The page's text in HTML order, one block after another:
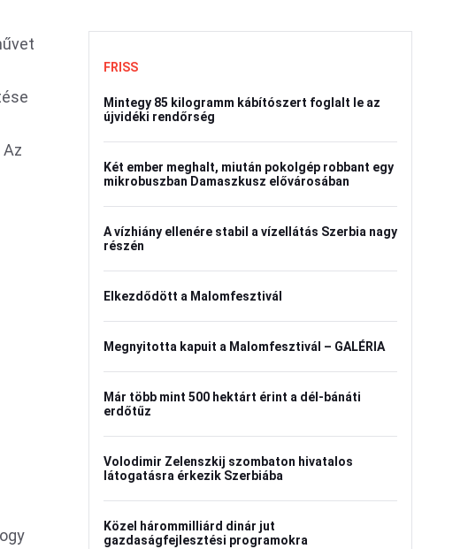
FRISS
Mintegy 85 kilogramm kábítószert foglalt le az
újvidéki rendőrség
Két ember meghalt, miután pokolgép robbant egy
mikrobuszban Damaszkusz elővárosában
A vízhiány ellenére stabil a vízellátás Szerbia nagy
részén
Elkezdődött a Malomfesztivál
Megnyitotta kapuit a Malomfesztivál – GALÉRIA
Már több mint 500 hektárt érint a dél-bánáti
erdőtűz
Volodimir Zelenszkij szombaton hivatalos
látogatásra érkezik Szerbiába
Közel hárommilliárd dinár jut
gazdaságfejlesztési programokra